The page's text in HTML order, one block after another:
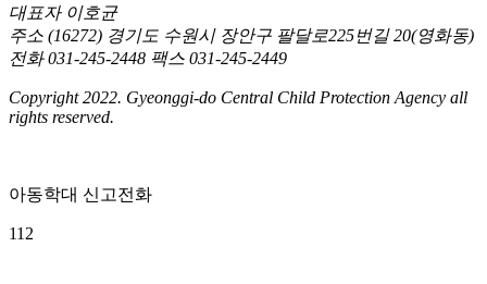
대표자 이호균
주소 (16272) 경기도 수원시 장안구 팔달로225번길 20(영화동)
전화 031-245-2448 팩스 031-245-2449
Copyright 2022. Gyeonggi-do Central Child Protection Agency all
rights reserved.
아동학대 신고전화
112